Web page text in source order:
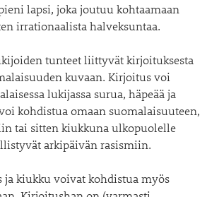
lapsi, joka joutuu kohtaamaan
irrationaalista halveksuntaa.
tunteet liittyvät kirjoituksesta
kuvaan. Kirjoitus voi
lukijassa surua, häpeää ja
kohdistua omaan suomalaisuuteen,
tai sitten kiukkuna ulkopuolelle
arkipäivän rasismiin.
ja kiukku voivat kohdistua myös